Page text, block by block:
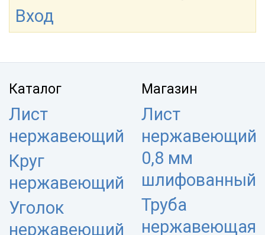
Вход
Каталог
Лист
нержавеющий
Круг
нержавеющий
Уголок
нержавеющий
Магазин
Лист
нержавеющий
0,8 мм
шлифованный
Труба
нержавеющая